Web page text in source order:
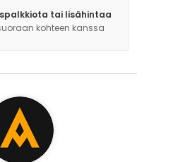
tai lisähintaa
kohteen kanssa